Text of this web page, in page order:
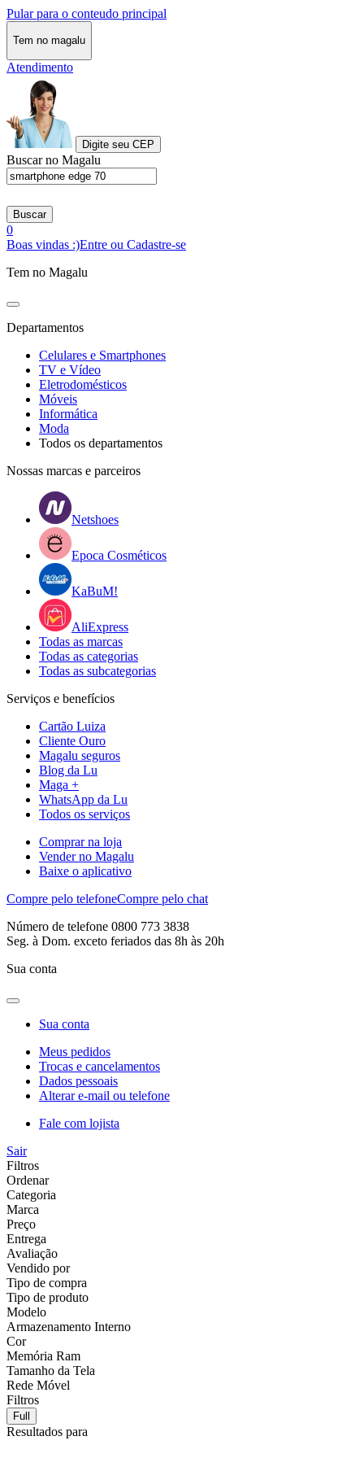
Pular para o conteudo principal
Tem no magalu
Atendimento
Digite seu CEP
Buscar no Magalu
Buscar
0
Boas vindas :)Entre ou Cadastre-se
Tem no Magalu
Departamentos
Celulares e Smartphones
TV e Vídeo
Eletrodomésticos
Móveis
Informática
Moda
Todos os departamentos
Nossas marcas e parceiros
Netshoes
Epoca Cosméticos
KaBuM!
AliExpress
Todas as marcas
Todas as categorias
Todas as subcategorias
Serviços e benefícios
Cartão Luiza
Cliente Ouro
Magalu seguros
Blog da Lu
Maga +
WhatsApp da Lu
Todos os serviços
Comprar na loja
Vender no Magalu
Baixe o aplicativo
Compre pelo telefoneCompre pelo chat
Número de telefone 0800 773 3838
Seg. à Dom. exceto feriados das 8h às 20h
Sua conta
Sua conta
Meus pedidos
Trocas e cancelamentos
Dados pessoais
Alterar e-mail ou telefone
Fale com lojista
Sair
Filtros
Ordenar
Categoria
Marca
Preço
Entrega
Avaliação
Vendido por
Tipo de compra
Tipo de produto
Modelo
Armazenamento Interno
Cor
Memória Ram
Tamanho da Tela
Rede Móvel
Filtros
Full
Resultados para